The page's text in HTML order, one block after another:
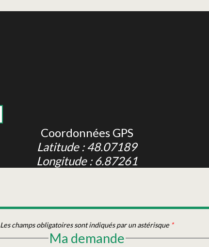
Coordonnées GPS
Latitude : 48.07189
Longitude : 6.87261
Les champs obligatoires sont indiqués par un astérisque *
Ma demande